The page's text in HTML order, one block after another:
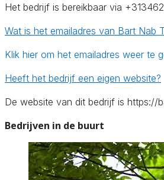
Het bedrijf is bereikbaar via
Wat is het emailadres van Bart Nab
Klik hier om het emailadres weer te
Heeft het bedrijf een eigen website?
De website van dit bedrijf is https://
Bedrijven in de buurt